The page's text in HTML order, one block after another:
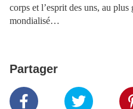
corps et l’esprit des uns, au
mondialisé…
Partager